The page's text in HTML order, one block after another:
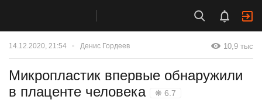
14.12.2020, 21:54 Денис Гордеев 10,9 тыс
Микропластик впервые обнаружили
в плаценте человека
❋ 6.7